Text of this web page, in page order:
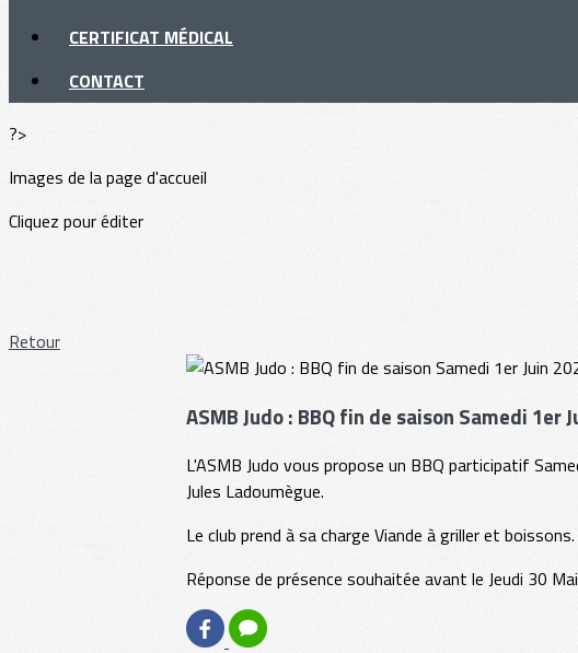
CERTIFICAT MÉDICAL
CONTACT
?>
Images de la page d'accueil
Cliquez pour éditer
Retour
ASMB Judo : BBQ fin de saison Samedi 1er
L'ASMB Judo vous propose un BBQ participatif
Jules Ladoumègue.
Le club prend à sa charge Viande à griller et
Réponse de présence souhaitée avant le Jeudi 30